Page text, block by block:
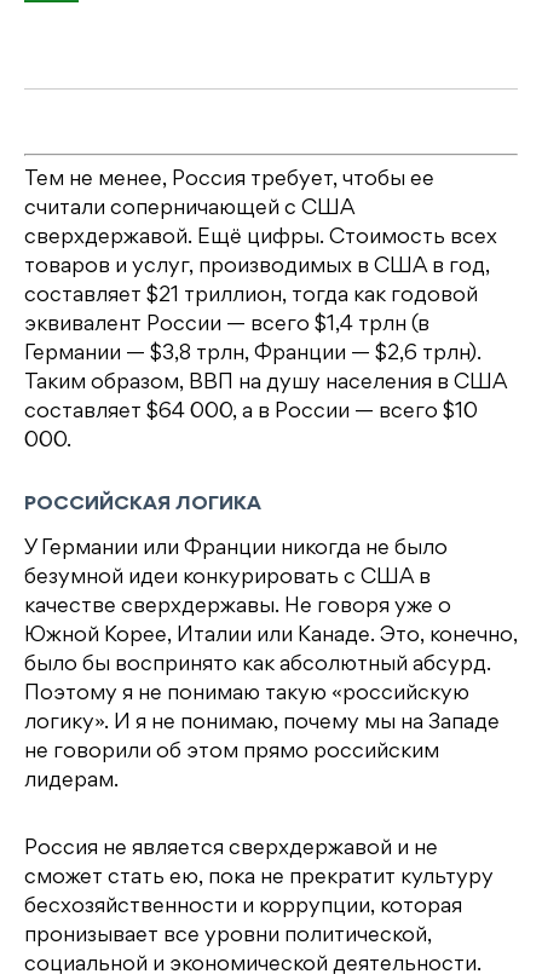
Тем не менее, Россия требует, чтобы ее
считали соперничающей с США
сверхдержавой. Ещё цифры. Стоимость всех
товаров и услуг, производимых в США в год,
составляет $21 триллион, тогда как годовой
эквивалент России — всего $1,4 трлн (в
Германии — $3,8 трлн, Франции — $2,6 трлн).
Таким образом, ВВП на душу населения в США
составляет $64 000, а в России — всего $10
000.
РОССИЙСКАЯ ЛОГИКА
У Германии или Франции никогда не было
безумной идеи конкурировать с США в
качестве сверхдержавы. Не говоря уже о
Южной Корее, Италии или Канаде. Это, конечно,
было бы воспринято как абсолютный абсурд.
Поэтому я не понимаю такую «российскую
логику». И я не понимаю, почему мы на Западе
не говорили об этом прямо российским
лидерам.
Россия не является сверхдержавой и не
сможет стать ею, пока не прекратит культуру
бесхозяйственности и коррупции, которая
пронизывает все уровни политической,
социальной и экономической деятельности.